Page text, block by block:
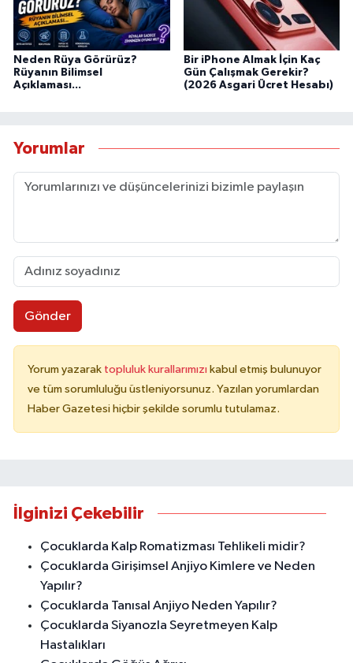
Neden Rüya Görürüz?
Rüyanın Bilimsel
Açıklaması...
Bir iPhone Almak İçin Kaç
Gün Çalışmak Gerekir?
(2026 Asgari Ücret Hesabı)
Yorumlar
Gönder
Yorum yazarak topluluk kurallarımızı kabul etmiş bulunuyor
ve tüm sorumluluğu üstleniyorsunuz. Yazılan yorumlardan
Haber Gazetesi hiçbir şekilde sorumlu tutulamaz.
İlginizi Çekebilir
Çocuklarda Kalp Romatizması Tehlikeli midir?
Çocuklarda Girişimsel Anjiyo Kimlere ve Neden
Yapılır?
Çocuklarda Tanısal Anjiyo Neden Yapılır?
Çocuklarda Siyanozla Seyretmeyen Kalp
Hastalıkları